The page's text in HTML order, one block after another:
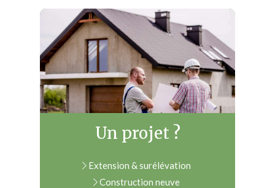
Un projet ?
Extension & surélévation
Construction neuve